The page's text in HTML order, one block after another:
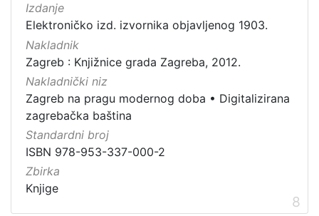
Izdanje
Elektroničko izd. izvornika objavljenog 1903.
Nakladnik
Zagreb : Knjižnice grada Zagreba, 2012.
Nakladnički niz
Zagreb na pragu modernog doba • Digitalizirana
zagrebačka baština
Standardni broj
ISBN 978-953-337-000-2
Zbirka
Knjige
8